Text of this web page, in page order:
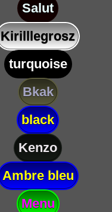
Salut
Kirilllegrosz
turquoise
Bkak
black
Kenzo
Ambre bleu
Menu